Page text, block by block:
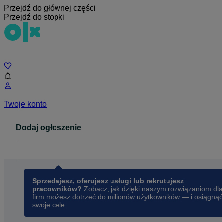
Przejdź do głównej części
Przejdź do stopki
Twoje konto
Dodaj ogłoszenie
Sprzedajesz, oferujesz usługi lub rekrutujesz
pracowników? Zobacz, jak dzięki naszym rozwiązaniom dla
firm możesz dotrzeć do milionów użytkowników — i osiągnąć
swoje cele.